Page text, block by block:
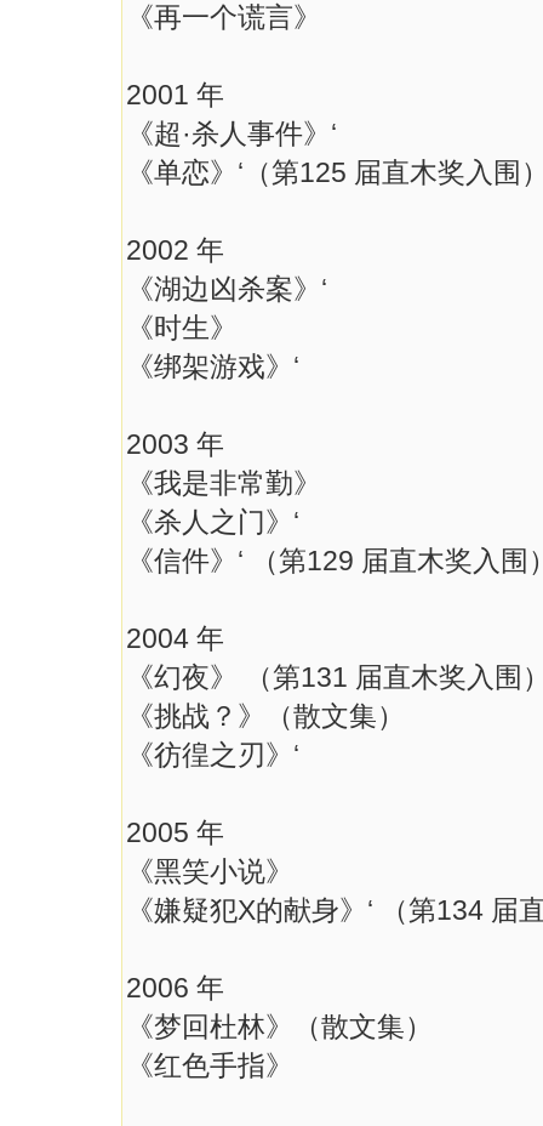
《再一个谎言》
2001 年
《超·杀人事件》‘
《单恋》‘（第125 届直木奖入围
2002 年
《湖边凶杀案》‘
《时生》
《绑架游戏》‘
2003 年
《我是非常勤》
《杀人之门》‘
《信件》‘ （第129 届直木奖入围
2004 年
《幻夜》 （第131 届直木奖入围
《挑战？》（散文集）
《彷徨之刃》‘
2005 年
《黑笑小说》
《嫌疑犯X的献身》‘ （第134
2006 年
《梦回杜林》（散文集）
《红色手指》